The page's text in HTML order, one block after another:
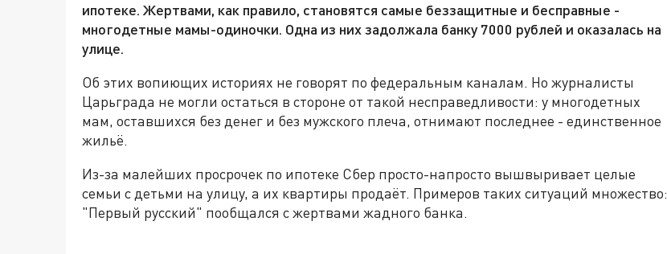
ипотеке. Жертвами, как правило, становятся самые беззащитные и бесправные -
многодетные мамы-одиночки. Одна из них задолжала банку 7000 рублей и оказалась на
улице.
Об этих вопиющих историях не говорят по федеральным каналам. Но журналисты
Царьграда не могли остаться в стороне от такой несправедливости: у многодетных
мам, оставшихся без денег и без мужского плеча, отнимают последнее - единственное
жильё.
Из-за малейших просрочек по ипотеке Сбер просто-напросто вышвыривает целые
семьи с детьми на улицу, а их квартиры продаёт. Примеров таких ситуаций множество:
"Первый русский" пообщался с жертвами жадного банка.